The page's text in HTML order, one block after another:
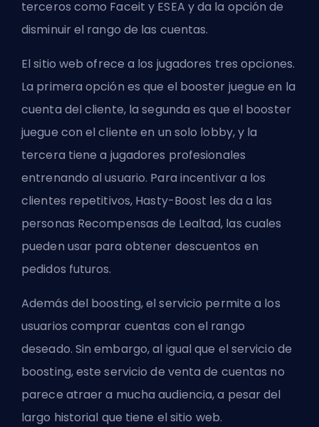
terceros como Faceit y ESEA y da la opción de
disminuir el rango de las cuentas.
El sitio web ofrece a los jugadores tres opciones.
La primera opción es que el booster juegue en la
cuenta del cliente, la segunda es que el booster
juegue con el cliente en un solo lobby, y la
tercera tiene a jugadores profesionales
entrenando al usuario. Para incentivar a los
clientes repetitivos, Hasty-Boost les da a las
personas Recompensas de Lealtad, las cuales
pueden usar para obtener descuentos en
pedidos futuros.
Además del boosting, el servicio permite a los
usuarios comprar cuentas con el rango
deseado. Sin embargo, al igual que el servicio de
boosting, este servicio de venta de cuentas no
parece atraer a mucha audiencia, a pesar del
largo historial que tiene el sitio web.